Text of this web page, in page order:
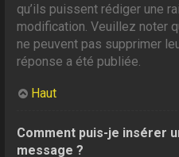
qu’ils puissent rédiger une
modification. Veuillez noter
ne peuvent pas supprimer
réponse a été publiée.
Haut
Comment puis-je insérer
message ?